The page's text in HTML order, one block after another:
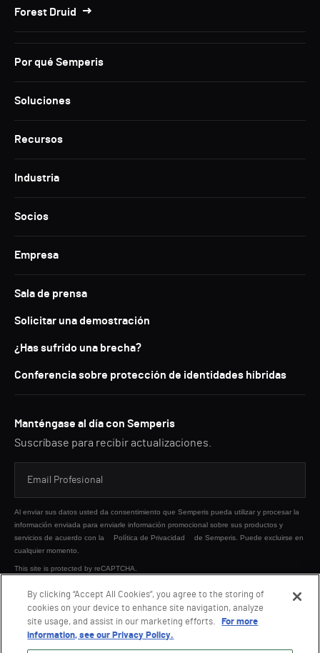
Forest Druid
Por qué Semperis
Soluciones
Recursos
Industria
Socios
Empresa
Sala de prensa
Solicitar una demostración
¿Has sufrido una brecha?
Conferencia sobre protección de identidades híbridas
Manténgase al día con Semperis
Suscríbase para recibir actualizaciones.
Al enviar sus datos usted da consentimiento que Semperis pueda utilizar y procesar la
información enviada para enviarle información promocional sobre sus productos y
servicios de acuerdo con la
Política de Privacidad
de Semperis. Puede excluirse en
cualquier momento.
This site is protected by reCAPTCHA.
ENVIAR
By clicking “Accept All Cookies”, you agree to the storing of
cookies on your device to enhance site navigation, analyze
site usage, and assist in our marketing efforts.
For more
information, see our Privacy Policy.